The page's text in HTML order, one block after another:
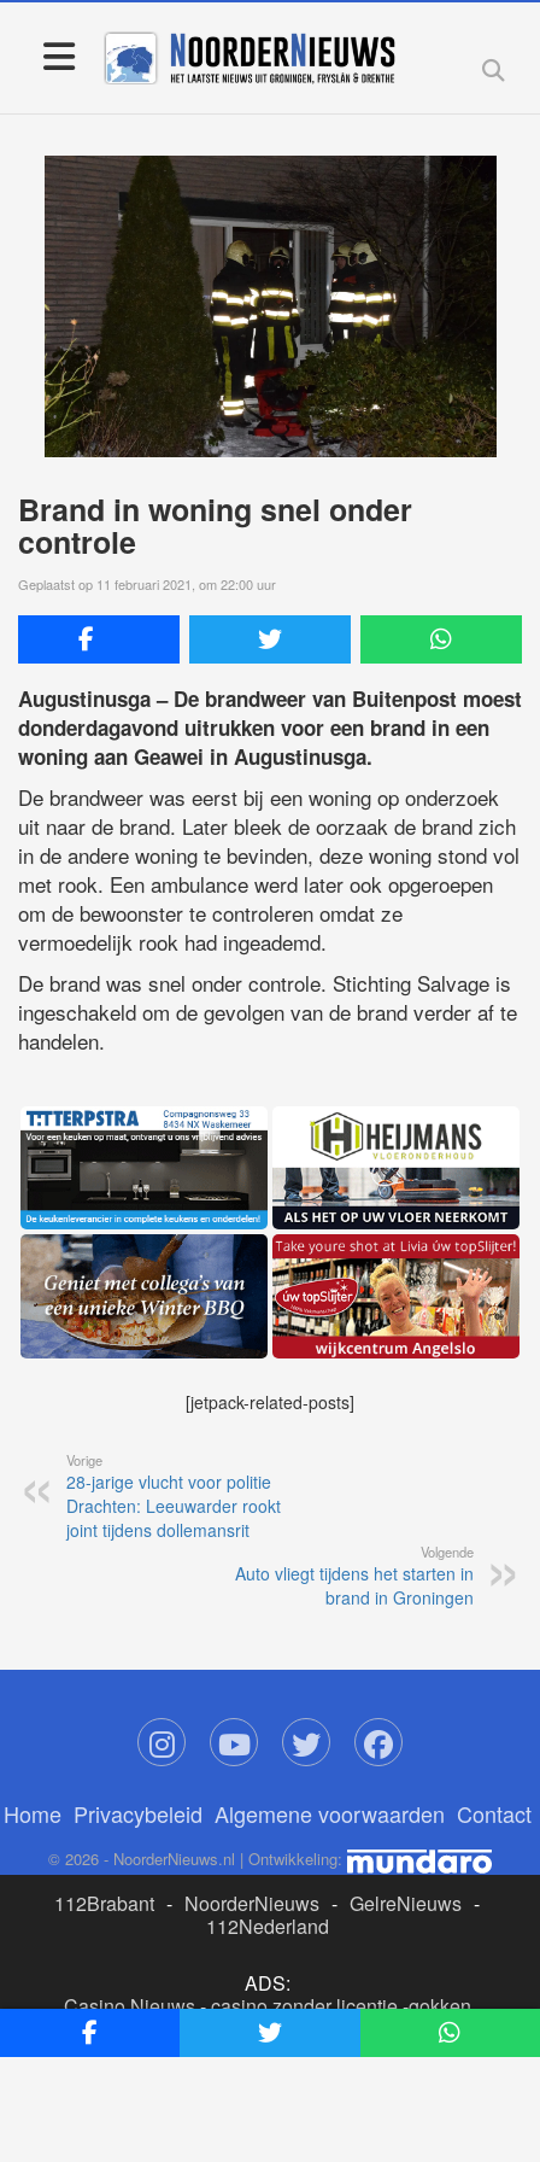
Brand in woning snel onder
controle
Geplaatst op 11 februari 2021, om 22:00 uur
Augustinusga – De brandweer van Buitenpost moest
donderdagavond uitrukken voor een brand in een
woning aan Geawei in Augustinusga.
De brandweer was eerst bij een woning op onderzoek
uit naar de brand. Later bleek de oorzaak de brand zich
in de andere woning te bevinden, deze woning stond vol
met rook. Een ambulance werd later ook opgeroepen
om de bewoonster te controleren omdat ze
vermoedelijk rook had ingeademd.
De brand was snel onder controle. Stichting Salvage is
ingeschakeld om de gevolgen van de brand verder af te
handelen.
[jetpack-related-posts]
Vorige
28-jarige vlucht voor politie
Drachten: Leeuwarder rookt
joint tijdens dollemansrit
Volgende
Auto vliegt tijdens het starten in
brand in Groningen
Home Privacybeleid Algemene voorwaarden Contact
© 2026 - NoorderNieuws.nl | Ontwikkeling:
112Brabant - NoorderNieuws - GelreNieuws -
112Nederland
ADS:
Casino Nieuws-casino zonder licentie-gokken
buitenlandse site
beste online casino nederland